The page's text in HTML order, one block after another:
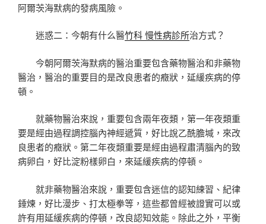
阿爾茨海默病的發病風險。
迷惑二：今朝有什么醫竹科 慢性病診所治方式？
今朝阿爾茨海默病的醫治重要包含藥物醫治和非藥物
醫治，醫治的重要目的是改良患者的癥狀，延緩疾病的停
頓。
就藥物醫治來說，重要包含兩年夜類，第一年夜類重
要是經由過程調控腦內神經遞質，好比說乙酰膽堿，來改
良患者的癥狀。第二年夜類重要是經由過程肅清腦內的致
病卵白，好比淀粉樣卵白，來延緩疾病的停頓。
就非藥物醫治來說，重要包含迷信的認知練習、紀律
錘煉，好比漫步、打太極拳等，這些都曾經被證實可以或
許有用延緩疾病的停頓，改良認知效能。除此之外，平衡